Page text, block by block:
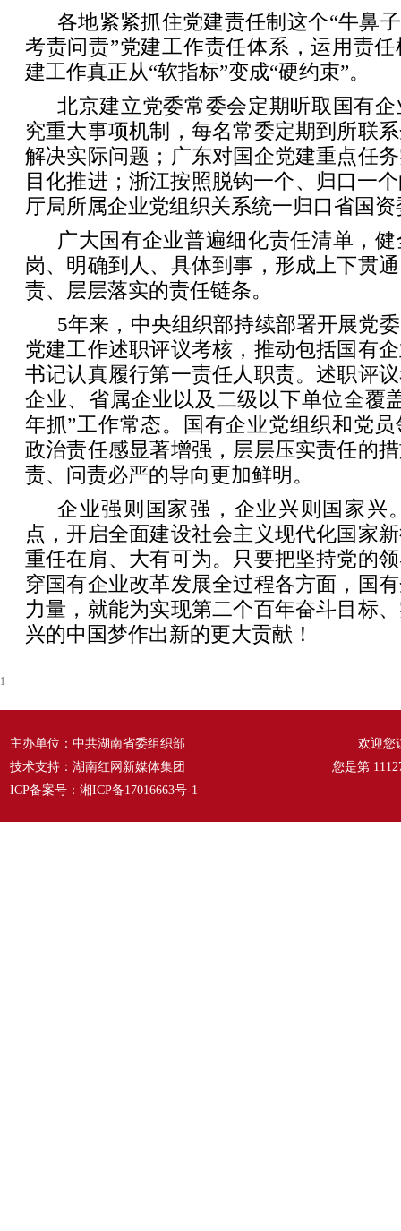
各地紧紧抓住党建责任制这个“牛鼻
考责问责”党建工作责任体系，运用责
建工作真正从“软指标”变成“硬约束”。
北京建立党委常委会定期听取国有
究重大事项机制，每名常委定期到所联
解决实际问题；广东对国企党建重点任
目化推进；浙江按照脱钩一个、归口一
厅局所属企业党组织关系统一归口省国
广大国有企业普遍细化责任清单，
岗、明确到人、具体到事，形成上下贯
责、层层落实的责任链条。
5年来，中央组织部持续部署开展党
党建工作述职评议考核，推动包括国有
书记认真履行第一责任人职责。述职评
企业、省属企业以及二级以下单位全覆
年抓”工作常态。国有企业党组织和党
政治责任感显著增强，层层压实责任的
责、问责必严的导向更加鲜明。
企业强则国家强，企业兴则国家兴
点，开启全面建设社会主义现代化国家
重任在肩、大有可为。只要把坚持党的
穿国有企业改革发展全过程各方面，国
力量，就能为实现第二个百年奋斗目标
兴的中国梦作出新的更大贡献！
1
主办单位：中共湖南省委组织部
技术支持：湖南红网新媒体集团
ICP备案号： 湘ICP备17016663号-1
欢迎您
您是第